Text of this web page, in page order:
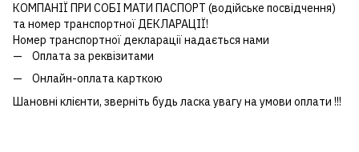
КОМПАНІЇ ПРИ СОБІ МАТИ ПАСПОРТ (водійське посвідчення)
та номер транспортної ДЕКЛАРАЦІЇ!
Номер транспортної декларації надається нами
Оплата за реквізитами
Онлайн-оплата карткою
Шановні клієнти, зверніть будь ласка увагу на умови оплати !!!